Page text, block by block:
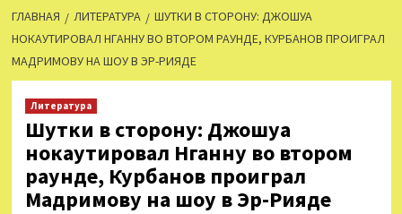
ГЛАВНАЯ ЛИТЕРАТУРА
ШУТКИ В СТОРОНУ: ДЖОШУА
НОКАУТИРОВАЛ НГАННУ ВО ВТОРОМ РАУНДЕ, КУРБАНОВ ПРОИГРАЛ
МАДРИМОВУ НА ШОУ В ЭР-РИЯДЕ
Литература
Шутки в сторону: Джошуа
нокаутировал Нганну во втором
раунде, Курбанов проиграл
Мадримову на шоу в Эр-Рияде